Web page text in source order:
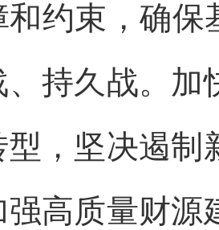
约束，确保
持久战。加
型，坚决遏
高质量财源